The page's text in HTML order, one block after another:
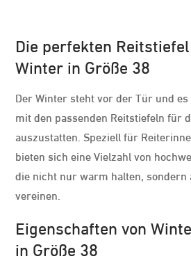
Die perfekten
Winter in Größe 38
Der Winter steht vor der Tür und
mit den passenden Reitstiefeln für
auszustatten. Speziell für
bieten sich eine Vielzahl von
die nicht nur warm halten, sondern
vereinen.
Eigenschaften von
in Größe 38